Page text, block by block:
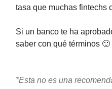
tasa que muchas fintechs
Si un banco te ha
saber con qué términos 🙂
*Esta no es una